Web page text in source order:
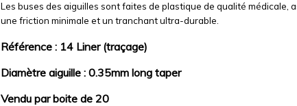
Les buses des aiguilles sont faites de plastique de qualité médicale,
une friction minimale et un tranchant ultra-durable.
Référence : 14 Liner (traçage)
Diamètre aiguille : 0.35mm long taper
Vendu par boite de 20